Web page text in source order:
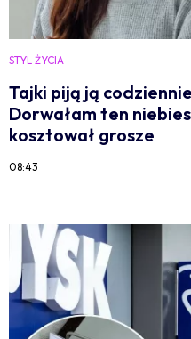
STYL ŻYCIA
Tajki piją ją
Dorwałam ten
kosztował grosze
08:43